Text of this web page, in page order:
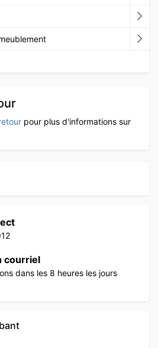
pour plus d'informations sur
courriel
dans les 8 heures les jours